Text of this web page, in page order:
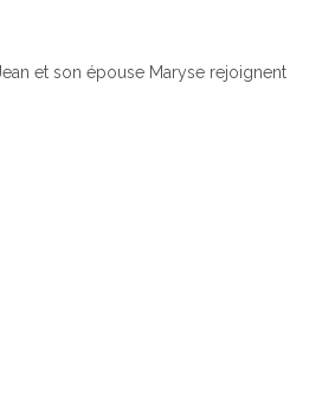
et son épouse Maryse rejoignent